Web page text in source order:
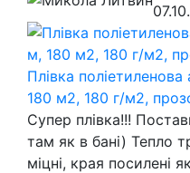
Плівка
180 м2, 180 г/м2,
Супер плівка!!!
там як в бані) Тепло
міцні, края посилені